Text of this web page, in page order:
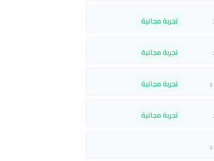
تجربة مجانية
تجربة مجانية
تجربة مجانية
تجربة مجانية